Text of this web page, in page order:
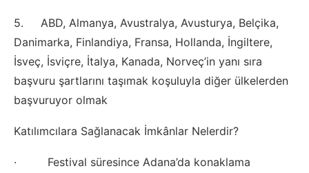
5. ABD, Almanya, Avustralya, Avusturya, Belçika,
Danimarka, Finlandiya, Fransa, Hollanda, İngiltere,
İsveç, İsviçre, İtalya, Kanada, Norveç’in yanı sıra
başvuru şartlarını taşımak koşuluyla diğer ülkelerden
başvuruyor olmak
Katılımcılara Sağlanacak İmkânlar Nelerdir?
· Festival süresince Adana’da konaklama